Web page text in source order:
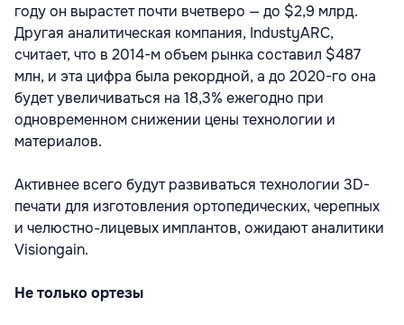
году он вырастет почти вчетверо — до $2,9 млрд.
Другая аналитическая компания, IndustyARC,
считает, что в 2014-м объем рынка составил $487
млн, и эта цифра была рекордной, а до 2020-го она
будет увеличиваться на 18,3% ежегодно при
одновременном снижении цены технологии и
материалов.
Активнее всего будут развиваться технологии 3D-
печати для изготовления ортопедических, черепных
и челюстно-лицевых имплантов, ожидают аналитики
Visiongain.
Не только ортезы